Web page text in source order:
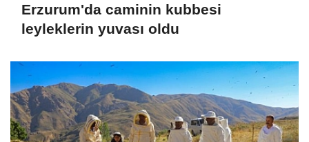
Erzurum'da caminin kubbesi
leyleklerin yuvası oldu